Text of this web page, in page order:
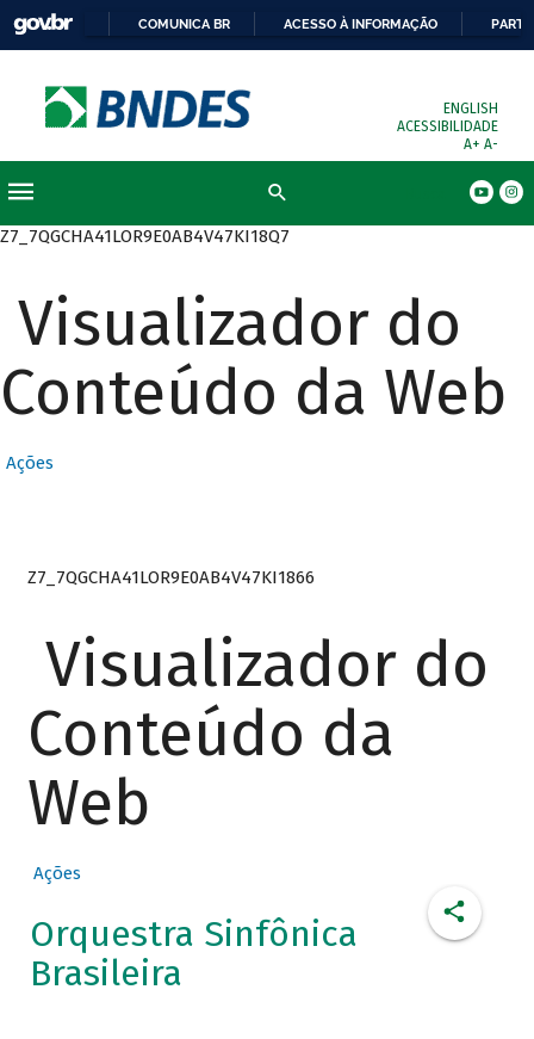
COMUNICA BR ACESSO À INFORMAÇÃO
ENGLISH
ACESSIBILIDADE
A+ A-
Z7_7QGCHA41LOR9E0AB4V47KI18Q7
Visualizador do
Conteúdo da Web
Ações
Z7_7QGCHA41LOR9E0AB4V47KI1866
Visualizador do
Conteúdo da
Web
Ações
Orquestra Sinfônica
Brasileira